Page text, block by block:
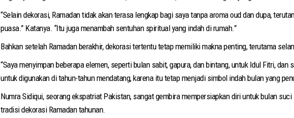
“Selain dekorasi, Ramadan tidak akan terasa lengkap bagi saya tanpa aroma oud dan dupa,
puasa.” Katanya. “Itu juga menambah sentuhan spiritual yang indah di rumah.”
Bahkan setelah Ramadan berakhir, dekorasi tertentu tetap memiliki makna penting, terutama
“Saya menyimpan beberapa elemen, seperti bulan sabit, gapura, dan bintang, untuk Idul Fitri, dan
untuk digunakan di tahun-tahun mendatang, karena itu tetap menjadi simbol indah bulan yang
Numra Sidiqui, seorang ekspatriat Pakistan, sangat gembira mempersiapkan diri untuk bulan
tradisi dekorasi Ramadan tahunan.